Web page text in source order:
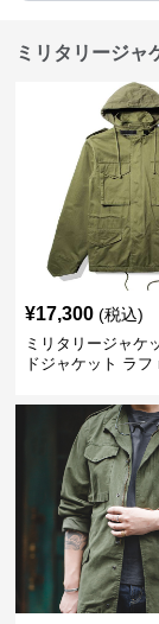
ミリタリージャ
¥17,300 (税込)
ミリタリージャケ
ドジャケット ラ